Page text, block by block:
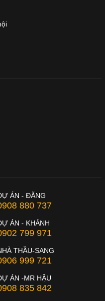
ÁN - ĐĂNG
880 737
ÁN - KHÁNH
799 971
THẦU-SANG
999 721
ÁN -MR HẬU
835 842